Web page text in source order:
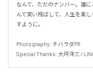
なんて、ただのナンバー。誰
んて笑い飛ばして、人生を楽
すように。
Photography: チハラダPR
Special Thanks: 大坪洋三 /